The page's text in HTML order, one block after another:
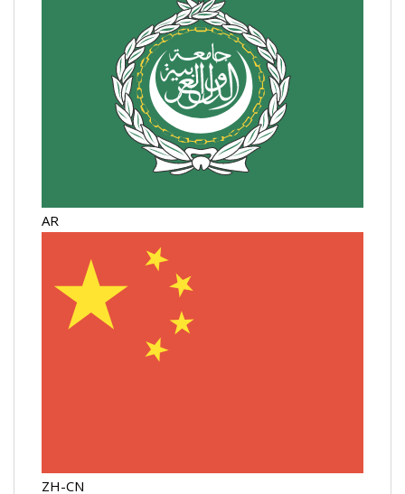
AR
ZH-CN